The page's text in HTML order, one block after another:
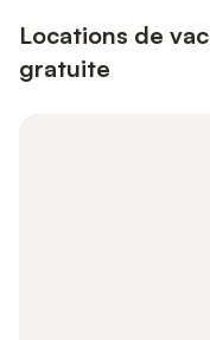
Locations de
gratuite